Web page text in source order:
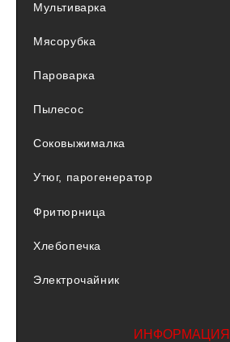
Мультиварка
Мясорубка
Пароварка
Пылесос
Соковыжималка
Утюг, парогенератор
Фритюрница
Хлебопечка
Электрочайник
ИНФОРМАЦИЯ